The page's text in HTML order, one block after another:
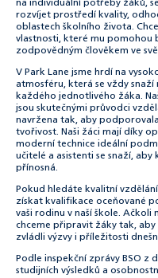
na individuální potřeby žáků,
rozvíjet prostředí kvality,
oblastech školního života.
vlastnosti, které mu pomohou
zodpovědným člověkem ve
V Park Lane jsme hrdí na
atmosféru, která se vždy
každého jednotlivého žáka.
jsou skutečnými průvodci
navržena tak, aby
tvořivost. Naši žáci mají díky
moderní technice ideální
učitelé a asistenti se snaží,
přínosná.
Pokud hledáte kvalitní
získat kvalifikace oceňované
vaši rodinu v naší škole.
chceme připravit žáky tak,
zvládli výzvy i příležitosti
Podle inspekční zprávy BSO z
studijních výsledků a